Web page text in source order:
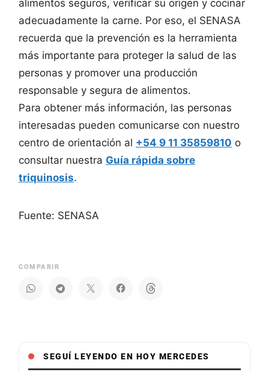
alimentos seguros, verificar su origen y cocinar
adecuadamente la carne. Por eso, el SENASA
recuerda que la prevención es la herramienta
más importante para proteger la salud de las
personas y promover una producción
responsable y segura de alimentos.
Para obtener más información, las personas
interesadas pueden comunicarse con nuestro
centro de orientación al +54 9 11 35859810 o
consultar nuestra Guía rápida sobre
triquinosis.
Fuente: SENASA
COMPARIR
SEGUÍ LEYENDO EN HOY MERCEDES